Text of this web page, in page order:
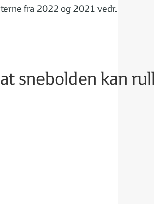
fra 2022 og 2021 vedr.
snebolden kan